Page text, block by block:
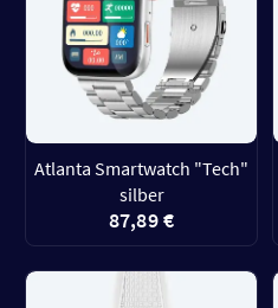
Atlanta Smartwatch "Tech"
silber
87,89 €